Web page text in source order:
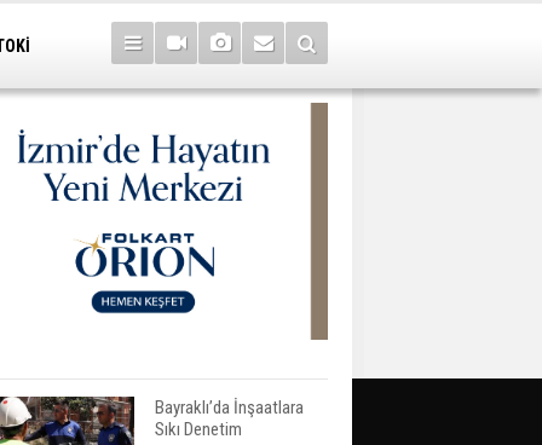
Bayraklı’da İnşaatlara
Sıkı Denetim